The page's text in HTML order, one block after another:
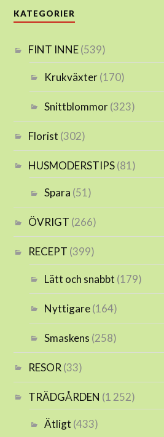
KATEGORIER
FINT INNE(539)
Krukväxter(170)
Snittblommor(323)
Florist (302)
HUSMODERSTIPS(81)
Spara (51)
ÖVRIGT (266)
RECEPT (399)
Lätt och snabbt (179)
Nyttigare(164)
Smaskens (258)
RESOR (33)
TRÄDGÅRDEN (1 252)
Ätligt (433)